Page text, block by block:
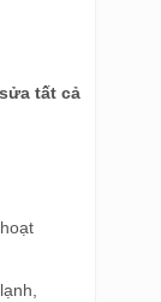
tất cả